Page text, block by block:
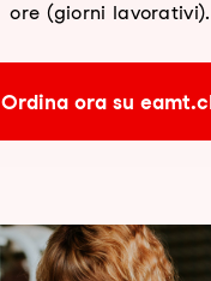
ore (giorni lavorativi).
Ordina ora su